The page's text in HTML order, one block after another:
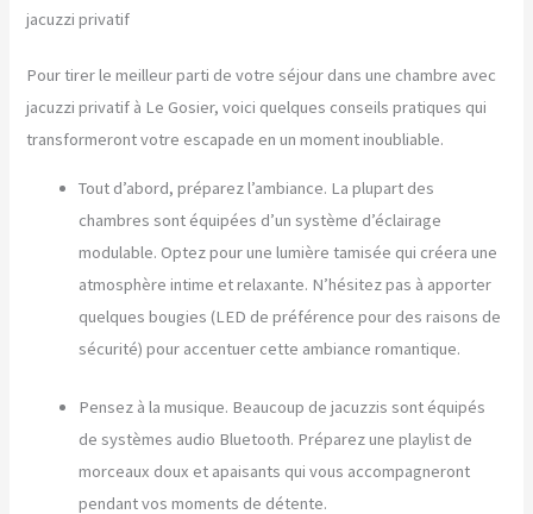
jacuzzi privatif
Pour tirer le meilleur parti de votre séjour dans une chambre avec
jacuzzi privatif à Le Gosier, voici quelques conseils pratiques qui
transformeront votre escapade en un moment inoubliable.
Tout d’abord, préparez l’ambiance. La plupart des
chambres sont équipées d’un système d’éclairage
modulable. Optez pour une lumière tamisée qui créera une
atmosphère intime et relaxante. N’hésitez pas à apporter
quelques bougies (LED de préférence pour des raisons de
sécurité) pour accentuer cette ambiance romantique.
Pensez à la musique. Beaucoup de jacuzzis sont équipés
de systèmes audio Bluetooth. Préparez une playlist de
morceaux doux et apaisants qui vous accompagneront
pendant vos moments de détente.